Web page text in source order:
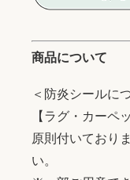
商品について
＜防炎シールに
【ラグ・カーペ
原則付いており
い。